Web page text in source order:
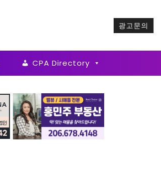
광고문의
CPA Directory